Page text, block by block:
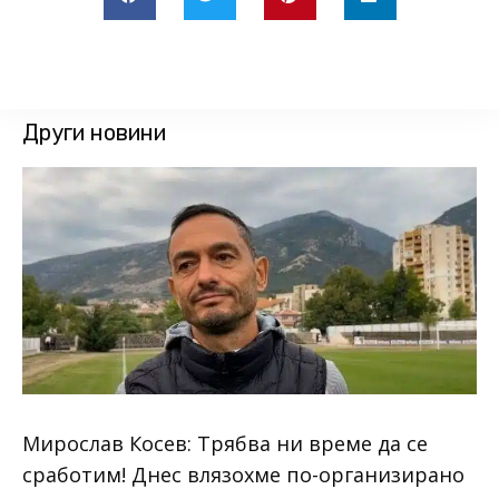
Други новини
Мирослав Косев: Трябва ни време да се
сработим! Днес влязохме по-организирано